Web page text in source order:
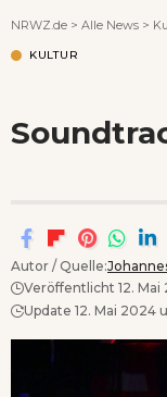
NRWZ.de > Alle News >
KULTUR
Autor / Quelle:
Veröffentlicht 12. Mai
Update 12. Mai 2024